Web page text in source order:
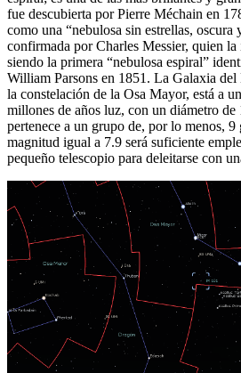
fue descubierta por Pierre Méchain en
como una “nebulosa sin estrellas,
confirmada por Charles Messier, quien
siendo la primera “nebulosa espiral”
William Parsons en 1851. La Galaxia del
la constelación de la Osa Mayor, está a
millones de años luz, con un diámetro
pertenece a un grupo de, por lo menos, 9
magnitud igual a 7.9 será suficiente
pequeño telescopio para deleitarse con